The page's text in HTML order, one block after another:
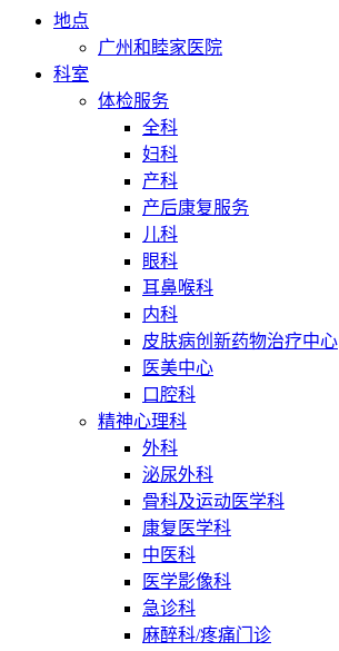
地点
广州和睦家医院
科室
体检服务
全科
妇科
产科
产后康复服务
儿科
眼科
耳鼻喉科
内科
皮肤病创新药物治疗中心
医美中心
口腔科
精神心理科
外科
泌尿外科
骨科及运动医学科
康复医学科
中医科
医学影像科
急诊科
麻醉科/疼痛门诊